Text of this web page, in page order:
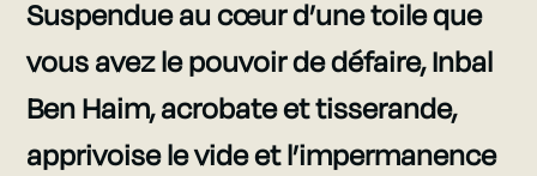
Suspendue au cœur d’une toile que
vous avez le pouvoir de défaire, Inbal
Ben Haim, acrobate et tisserande,
apprivoise le vide et l’impermanence